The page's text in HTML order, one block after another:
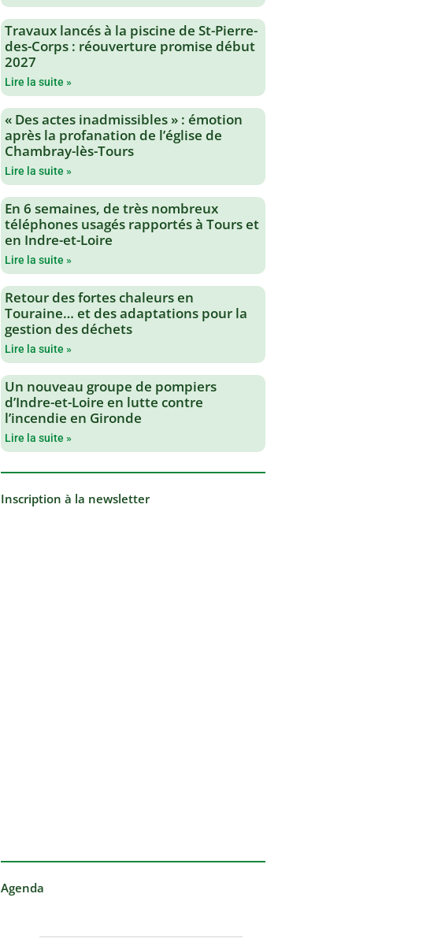
Travaux lancés à la piscine de St-Pierre-
des-Corps : réouverture promise début
2027
Lire la suite »
« Des actes inadmissibles » : émotion
après la profanation de l’église de
Chambray-lès-Tours
Lire la suite »
En 6 semaines, de très nombreux
téléphones usagés rapportés à Tours et
en Indre-et-Loire
Lire la suite »
Retour des fortes chaleurs en
Touraine… et des adaptations pour la
gestion des déchets
Lire la suite »
Un nouveau groupe de pompiers
d’Indre-et-Loire en lutte contre
l’incendie en Gironde
Lire la suite »
Inscription à la newsletter
Agenda